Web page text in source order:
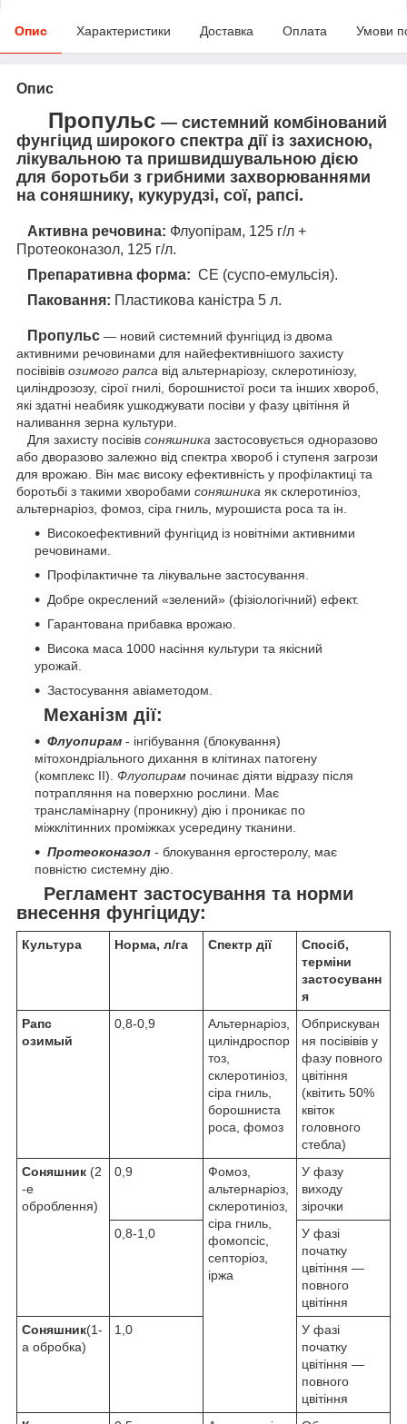
Опис Характеристики Доставка Оплата Умови
Опис
Пропульс — системний комбінований
фунгіцид широкого спектра дії із захисною,
лікувальною та пришвидшувальною дією
для боротьби з грибними захворюваннями
на соняшнику, кукурудзі, сої, рапсі.
Активна речовина: Флуопірам, 125 г/л +
Протеоконазол, 125 г/л.
Препаративна форма: СЕ (суспо-емульсія).
Паковання: Пластикова каністра 5 л.
Пропульс — новий системний фунгіцид із двома
активними речовинами для найефективнішого захисту
посівівів озимого рапса від альтернаріозу, склеротиніозу,
циліндрозозу, сірої гнилі, борошнистої роси та інших хвороб,
які здатні неабияк ушкоджувати посіви у фазу цвітіння й
наливання зерна культури.
Для захисту посівів соняшника застосовується одноразово
або дворазово залежно від спектра хвороб і ступеня загрози
для врожаю. Він має високу ефективність у профілактиці та
боротьбі з такими хворобами соняшника як склеротиніоз,
альтернаріоз, фомоз, сіра гниль, мурошиста роса та ін.
Високоефективний фунгіцид із новітніми активними
речовинами.
Профілактичне та лікувальне застосування.
Добре окреслений «зелений» (фізіологічний) ефект.
Гарантована прибавка врожаю.
Висока маса 1000 насіння культури та якісний
урожай.
Застосування авіаметодом.
Механізм дії:
Флуопирам - інгібування (блокування)
мітохондріального дихання в клітинах патогену
(комплекс II). Флуопирам починає діяти відразу після
потрапляння на поверхню рослини. Має
трансламінарну (проникну) дію і проникає по
міжклітинних проміжках усередину тканини.
Протеоконазол - блокування ергостеролу, має
повністю системну дію.
Регламент застосування та норми
внесення фунгіциду:
Культура Норма, л/га Спектр дії
Спосіб,
терміни
застосуванн
я
Рапс
озимый
0,8-0,9
Альтернаріоз,
циліндроспор
тоз,
склеротиніоз,
сіра гниль,
борошниста
роса, фомоз
Обприскуван
ня посівівів у
фазу повного
цвітіння
(квітить 50%
квіток
головного
стебла)
Соняшник (2
-е
оброблення)
0,9
Фомоз,
альтернаріоз,
склеротиніоз,
сіра гниль,
фомопсіс,
септоріоз,
іржа
У фазу
виходу
зірочки
0,8-1,0
У фазі
початку
цвітіння —
повного
цвітіння
Соняшник(1-
а обробка)
1,0
У фазі
початку
цвітіння —
повного
цвітіння